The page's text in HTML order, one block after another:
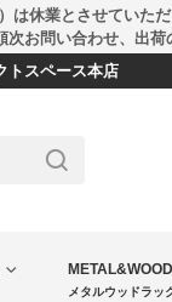
は休業とさせていた
お問い合わせ、出荷
トスペース本店
メタルウッドラッ